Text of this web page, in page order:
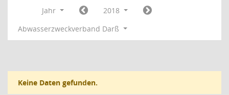
Jahr
2018
Abwasserzweckverband Darß
Keine Daten gefunden.